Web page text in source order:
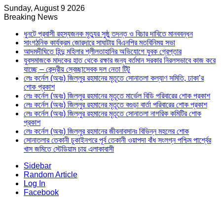
Sunday, August 9 2026
Breaking News
ধুনটে প্রবাসী রহস্যজনক মৃত্যুর সুষ্ঠু তদন্ত ও বিচার দাবিতে মানববন্ধন
সাংগঠনিক কার্যক্রম জোরদারে সাঘাটায় বিএনপির মতবিনিময় সভা
আদমদীঘিতে হিন্দু মহিলার শ্লীলতাহানির অভিযোগে যুবক গ্রেপ্তার
যুবসমাজকে মাদকের হাত থেকে রক্ষার জন্য বর্তমান সরকার নিরলসভাবে কাজ করে
যাচ্ছে – কেন্দ্রীয় স্বেচ্ছাসেবক দল নেতা টিটু
লেঃ কর্নেল (অবঃ) জিল্লুর রহমানের মৃতূতে সোনাতলা কল্যাণ সমিতি, ঢাকা’র
শোক প্রকাশ
লেঃ কর্নেল (অবঃ) জিল্লুর রহমানের মৃতূতে মার্ভেল বিডি পরিবারের শোক প্রকাশ
লেঃ কর্নেল (অবঃ) জিল্লুর রহমানের মৃতূতে বগুড়া বার্তা পরিবারের শোক প্রকাশ
লেঃ কর্নেল (অবঃ) জিল্লুর রহমানের মৃতূতে সোনাতলা নাগরিক কমিটির শোক
প্রকাশ
লেঃ কর্নেল (অবঃ) জিল্লুর রহমানের জীবনাবসানঃ বিভিন্ন মহলের শোক
সোনাতলার তেকানী চুকাইনগরে পূর্ব তেকানী ওয়াপদা বাঁধ সংলগ্ন পশ্চিম পার্শ্বের
খাস জমিতে স্টেডিয়াম চায় এলাকাবাসী
Sidebar
Random Article
Log In
Facebook